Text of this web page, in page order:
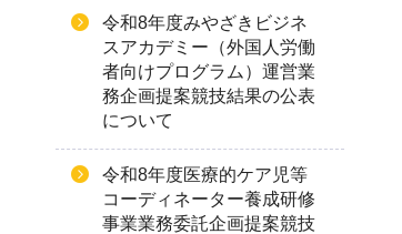
令和8年度みやざきビジネ
スアカデミー（外国人労働
者向けプログラム）運営業
務企画提案競技結果の公表
について
令和8年度医療的ケア児等
コーディネーター養成研修
事業業務委託企画提案競技